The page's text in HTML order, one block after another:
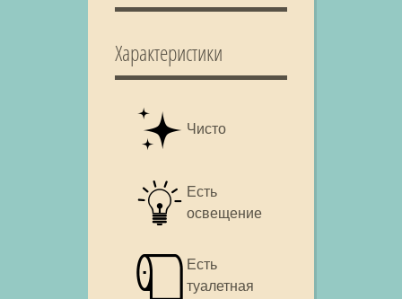
Характеристики
Чисто
Есть
освещение
Есть
туалетная